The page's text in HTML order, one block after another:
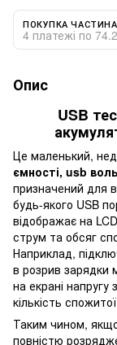
ПОКУПКА
4 платежі по
Опис
USB
Це маленький,
ємності, usb
призначений для
будь-якого USB
відображає на
струм та обсяг
Наприклад,
в розрив зарядки
на екрані
кількість
Таким чином,
повністю